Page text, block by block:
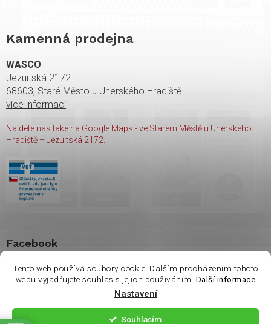
Tento web používá soubory cookie. Dalším procházením tohoto
webu vyjadřujete souhlas s jejich používáním. Další informace
Nastavení
Souhlasím
Vážení zákazníci. Ve
čtvrtek 6.8 je na
prodejně otevřeno
Kamenná prodejna
WASCO
Jezuitská 2172
68603, Staré Město u Uherského Hradiště
více informací
Najdete nás také na Google Maps - ve Starém Městě u Uherského
Hradiště – Jezuitská 2172.
Facebook
Copyright 2026 shop Wasco. Všechna práva vyhrazena.